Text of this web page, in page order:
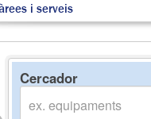
i serveis
Cercador